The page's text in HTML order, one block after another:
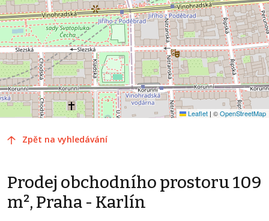
Leaflet | ©OpenStreetMap
Zpět na vyhledávání
Prodej obchodního prostoru 109
m², Praha - Karlín